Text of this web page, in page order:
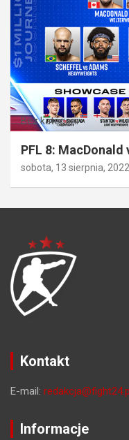
Bez kategorii
PFL 8:
sobota, 13 sierpnia, 2022
Kontakt
E-mail:
Informacje